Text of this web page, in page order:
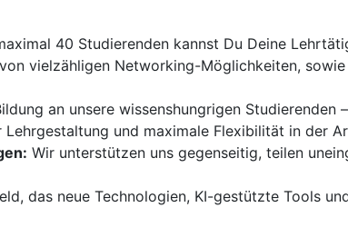
40 Studierenden kannst Du Deine
vielzähligen Networking-Möglichkeiten,
an unsere wissenshungrigen Studierenden
Lehrgestaltung und maximale Flexibilität in der
Wir unterstützen uns gegenseitig, teilen
das neue Technologien, KI-gestützte Tools